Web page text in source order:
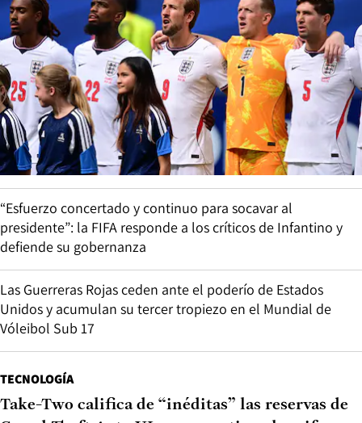
“Esfuerzo concertado y continuo para socavar al
presidente”: la FIFA responde a los críticos de Infantino y
defiende su gobernanza
Las Guerreras Rojas ceden ante el poderío de Estados
Unidos y acumulan su tercer tropiezo en el Mundial de
Vóleibol Sub 17
TECNOLOGÍA
Take-Two califica de “inéditas” las reservas de